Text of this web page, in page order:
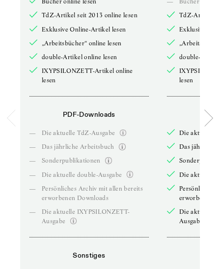
TdZ-Artikel seit 2013 online lesen
Exklusive Online-Artikel lesen
„Arbeitsbücher“ online lesen
double-Artikel online lesen
IXYPSILONZETT-Artikel online
lesen
PDF-Downloads
—
Die aktuelle TdZ-Ausgabe
—
Das jährliche Arbeitsbuch
—
Sonderpublikationen
—
Die aktuelle double-Ausgabe
—
Persönliches Archiv mit allen bereits
erworbenen Downloads
—
Die aktuelle IXYPSILONZETT-
Ausgabe
Sonstiges
TdZ-Artikel
Exklusive
double-
lesen
Die aktuelle
Das jährliche
Die aktuelle
Persönliches
erworbenen
Die aktuelle
Ausgabe